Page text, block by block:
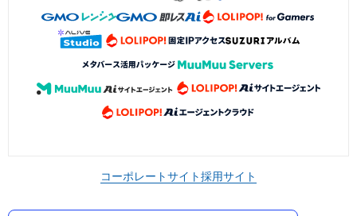
コーポレートサイト採用サイト